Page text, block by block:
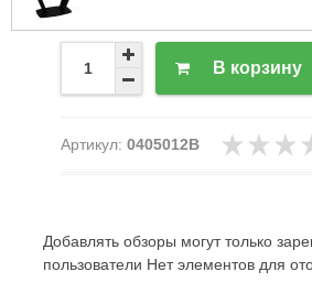
В корзину
Артикул: 0405012B
Добавлять обзоры могут только
пользователи Нет элементов для